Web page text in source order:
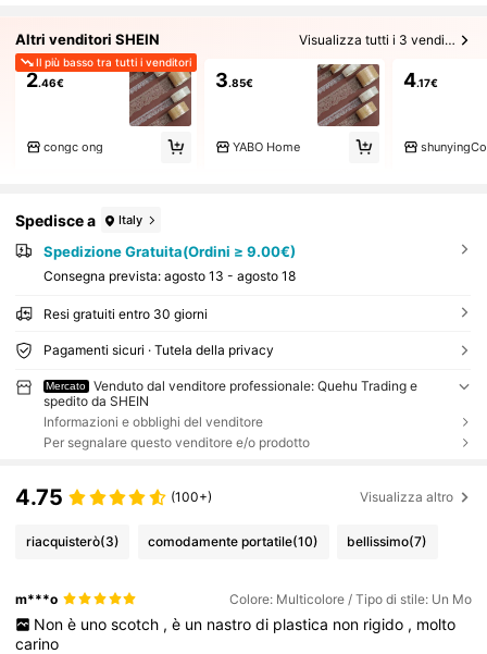
Altri venditori SHEIN Visualizza tutti i 3 venditori
Il più basso tra tutti i venditori
2.46€
congc ong
3.85€
YABO Home
4.17€
Spedisce a Italy
Spedizione Gratuita(Ordini ≥ 9.00€)
Consegna prevista: agosto 13 - agosto 18
Resi gratuiti entro 30 giorni
Pagamenti sicuri · Tutela della privacy
Mercato
Venduto dal venditore professionale: Quehu Trading e
spedito da SHEIN
Informazioni e obblighi del venditore
Per segnalare questo venditore e/o prodotto
4.75 (100+) Visualizza altro
riacquisterò(3) comodamente portatile(10) bellissimo(7)
m***o Colore: Multicolore / Tipo di stile: Un Mo
Non è uno scotch , è un nastro di plastica non rigido , molto
carino